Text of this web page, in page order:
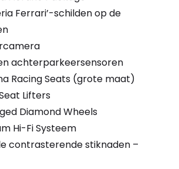
Ferrari’-schilden op de
achterparkeersensoren
Racing Seats (grote maat)
Lifters
Diamond Wheels
Hi-Fi Systeem
contrasterende stiknaden –